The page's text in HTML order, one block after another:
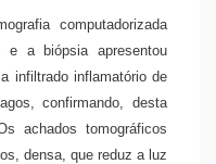
computadorizada
e a biópsia apresentou
infiltrado inflamatório de
confirmando, desta
achados tomográficos
densa, que reduz a luz